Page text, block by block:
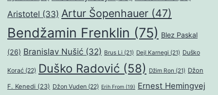
Aristotel (33) Artur Šopenhauer (47)
Bendžamin Frenklin (75) Blez Paskal
(26) Branislav Nušić (32) Brus Li (21) Dejl Karnegi (21) Duško
Korać (22) Duško Radović (58) Džim Ron (21) Džon
F. Kenedi (23) Džon Vuden (22) Erih From (19) Ernest Hemingvej